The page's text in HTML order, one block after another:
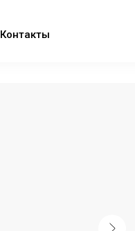
Контакты